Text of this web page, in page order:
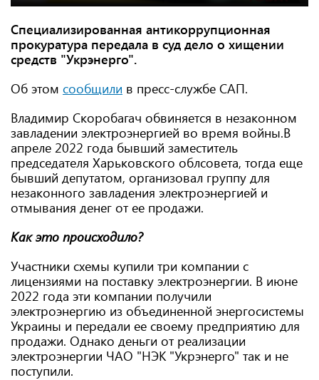
Специализированная антикоррупционная
прокуратура передала в суд дело о хищении
средств "Укрэнерго".
Об этом сообщили в пресс-службе САП.
Владимир Скоробагач обвиняется в незаконном
завладении электроэнергией во время войны.В
апреле 2022 года бывший заместитель
председателя Харьковского облсовета, тогда еще
бывший депутатом, организовал группу для
незаконного завладения электроэнергией и
отмывания денег от ее продажи.
Как это происходило?
Участники схемы купили три компании с
лицензиями на поставку электроэнергии. В июне
2022 года эти компании получили
электроэнергию из объединенной энергосистемы
Украины и передали ее своему предприятию для
продажи. Однако деньги от реализации
электроэнергии ЧАО "НЭК "Укрэнерго" так и не
поступили.